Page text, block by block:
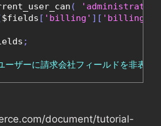
(
'administrator'
$fields [ 'billing' ][
;
ザーに請求会社フィールドを非表示
document/tutorial-